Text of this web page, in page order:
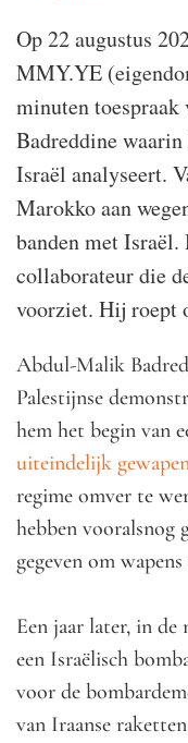
Op 22 augustus
MMY.YE
minuten
Badreddine
Israël analyseert.
Marokko aan
banden met
collaborateur die
voorziet. Hij roept
Abdul-Malik
Palestijnse
hem het begin van
uiteindelijk
regime omver te
hebben vooralsnog
gegeven om
Een jaar later, in de
een Israëlisch
voor de
van Iraanse